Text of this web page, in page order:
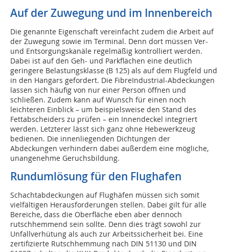
Auf der Zuwegung und im Innenbereich
Die genannte Eigenschaft vereinfacht zudem die Arbeit auf
der Zuwegung sowie im Terminal. Denn dort müssen Ver-
und Entsorgungskanäle regelmäßig kontrolliert werden.
Dabei ist auf den Geh- und Parkflächen eine deutlich
geringere Belastungsklasse (B 125) als auf dem Flugfeld und
in den Hangars gefordert. Die FibreIndustrial-Abdeckungen
lassen sich häufig von nur einer Person öffnen und
schließen. Zudem kann auf Wunsch für einen noch
leichteren Einblick – um beispielsweise den Stand des
Fettabscheiders zu prüfen – ein Innendeckel integriert
werden. Letzterer lässt sich ganz ohne Hebewerkzeug
bedienen. Die innenliegenden Dichtungen der
Abdeckungen verhindern dabei außerdem eine mögliche,
unangenehme Geruchsbildung.
Rundumlösung für den Flughafen
Schachtabdeckungen auf Flughäfen müssen sich somit
vielfältigen Herausforderungen stellen. Dabei gilt für alle
Bereiche, dass die Oberfläche eben aber dennoch
rutschhemmend sein sollte. Denn dies trägt sowohl zur
Unfallverhütung als auch zur Arbeitssicherheit bei. Eine
zertifizierte Rutschhemmung nach DIN 51130 und DIN